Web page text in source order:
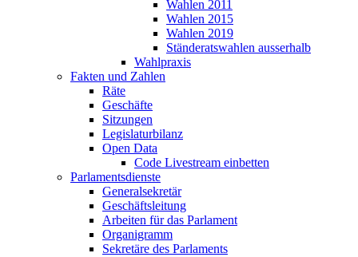
Wahlen 2011
Wahlen 2015
Wahlen 2019
Ständeratswahlen ausserhalb
Wahlpraxis
Fakten und Zahlen
Räte
Geschäfte
Sitzungen
Legislaturbilanz
Open Data
Code Livestream einbetten
Parlamentsdienste
Generalsekretär
Geschäftsleitung
Arbeiten für das Parlament
Organigramm
Sekretäre des Parlaments